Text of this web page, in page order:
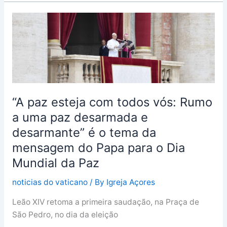
“A paz esteja com todos vós: Rumo
a uma paz desarmada e
desarmante” é o tema da
mensagem do Papa para o Dia
Mundial da Paz
noticias do vaticano/ By Igreja Açores
Leão XIV retoma a primeira saudação, na Praça de
São Pedro, no dia da eleição
“A
paz
esteja
todos
vós:
a
uma
paz
desarmada
e
desarmante”
é